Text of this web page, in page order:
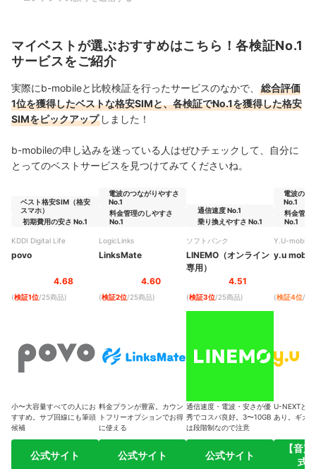
マイベストが選ぶおすすめはこちら！各検証No.1
サービスをご紹介
実際にb-mobileと比較検証を行ったサービスのなかで、
総合評価
1位を獲得したベストな格安SIMと、各検証でNo.1を獲得した格安
SIMをピックアップ しました！
b-mobileの申し込みを迷っている人はぜひチェックして、自分に
とってのベストサービスを見つけてみてくださいね。
ベスト格安SIM（格安
スマホ）
初期費用の安さ No.1
KDDI Digital Life
povo
4.68
(検証1位/25商品)
小〜大容量すべての人にお
すすめ。サブ回線にも筆頭
候補
公式サイト
電波のつながりやすさ
No.1
料金管理のしやすさ
No.1
LogicLinks
LinksMate
4.60
(検証2位/25商品)
料金プランが豊富。カウン
トフリーオプションでお得
に使える
公式サイト
通信速度 No.1
乗り換えやすさ No.1
ソフトバンク
LINEMO（オンライン
専用）
4.51
(検証3位/25商品)
通信速度・電波・安さが優
秀でコスパ良好。3〜10GB
は段階制なので注意
公式サイト
電波のつ
No.1
料金管理
No.1
Y.U-mobile
y.u mobile
(検証4位/25
U-NEXTと
あり。ギガ
【音
式